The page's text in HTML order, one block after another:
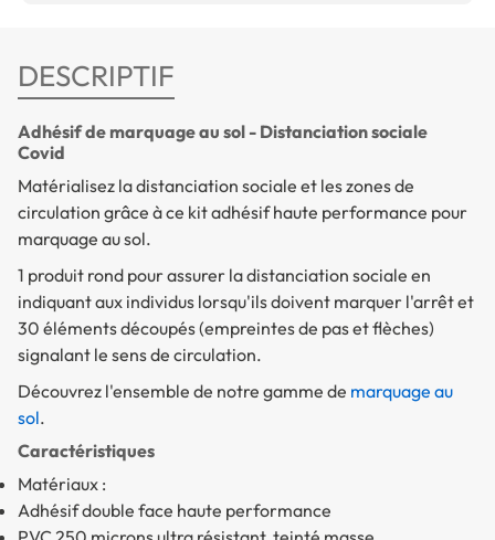
DESCRIPTIF
Adhésif de marquage au sol - Distanciation sociale
Covid
Matérialisez la distanciation sociale et les zones de
circulation grâce à ce kit adhésif haute performance pour
marquage au sol.
1 produit rond pour assurer la distanciation sociale en
indiquant aux individus lorsqu'ils doivent marquer l'arrêt et
30 éléments découpés (empreintes de pas et flèches)
signalant le sens de circulation.
Découvrez l'ensemble de notre gamme de marquage au
sol.
Caractéristiques
Matériaux :
Adhésif double face haute performance